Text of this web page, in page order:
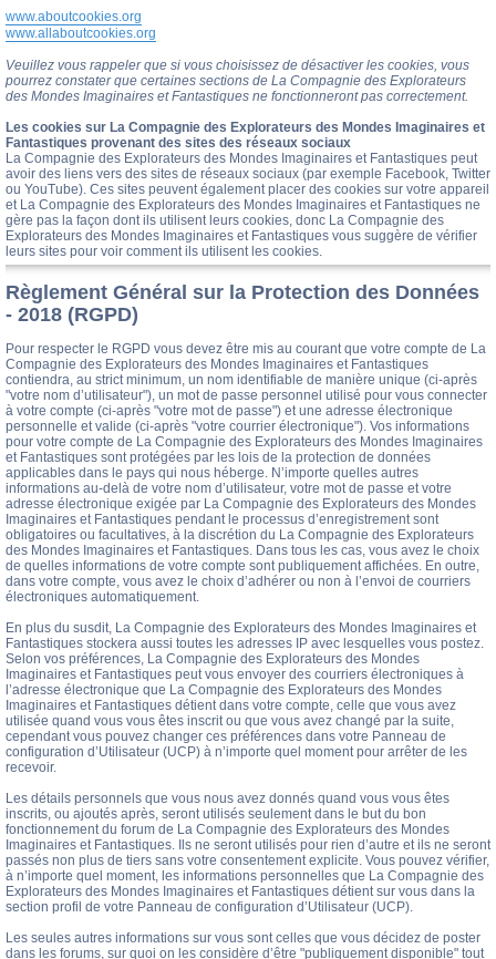
www.aboutcookies.org
www.allaboutcookies.org
Veuillez vous rappeler que si vous choisissez de désactiver les cookies, vous
pourrez constater que certaines sections de La Compagnie des Explorateurs
des Mondes Imaginaires et Fantastiques ne fonctionneront pas correctement.
Les cookies sur La Compagnie des Explorateurs des Mondes Imaginaires et
Fantastiques provenant des sites des réseaux sociaux
La Compagnie des Explorateurs des Mondes Imaginaires et Fantastiques peut
avoir des liens vers des sites de réseaux sociaux (par exemple Facebook, Twitter
ou YouTube). Ces sites peuvent également placer des cookies sur votre appareil
et La Compagnie des Explorateurs des Mondes Imaginaires et Fantastiques ne
gère pas la façon dont ils utilisent leurs cookies, donc La Compagnie des
Explorateurs des Mondes Imaginaires et Fantastiques vous suggère de vérifier
leurs sites pour voir comment ils utilisent les cookies.
Règlement Général sur la Protection des Données
- 2018 (RGPD)
Pour respecter le RGPD vous devez être mis au courant que votre compte de La
Compagnie des Explorateurs des Mondes Imaginaires et Fantastiques
contiendra, au strict minimum, un nom identifiable de manière unique (ci-après
"votre nom d’utilisateur"), un mot de passe personnel utilisé pour vous connecter
à votre compte (ci-après "votre mot de passe") et une adresse électronique
personnelle et valide (ci-après "votre courrier électronique"). Vos informations
pour votre compte de La Compagnie des Explorateurs des Mondes Imaginaires
et Fantastiques sont protégées par les lois de la protection de données
applicables dans le pays qui nous héberge. N’importe quelles autres
informations au-delà de votre nom d’utilisateur, votre mot de passe et votre
adresse électronique exigée par La Compagnie des Explorateurs des Mondes
Imaginaires et Fantastiques pendant le processus d’enregistrement sont
obligatoires ou facultatives, à la discrétion du La Compagnie des Explorateurs
des Mondes Imaginaires et Fantastiques. Dans tous les cas, vous avez le choix
de quelles informations de votre compte sont publiquement affichées. En outre,
dans votre compte, vous avez le choix d’adhérer ou non à l’envoi de courriers
électroniques automatiquement.
En plus du susdit, La Compagnie des Explorateurs des Mondes Imaginaires et
Fantastiques stockera aussi toutes les adresses IP avec lesquelles vous postez.
Selon vos préférences, La Compagnie des Explorateurs des Mondes
Imaginaires et Fantastiques peut vous envoyer des courriers électroniques à
l’adresse électronique que La Compagnie des Explorateurs des Mondes
Imaginaires et Fantastiques détient dans votre compte, celle que vous avez
utilisée quand vous vous êtes inscrit ou que vous avez changé par la suite,
cependant vous pouvez changer ces préférences dans votre Panneau de
configuration d’Utilisateur (UCP) à n’importe quel moment pour arrêter de les
recevoir.
Les détails personnels que vous nous avez donnés quand vous vous êtes
inscrits, ou ajoutés après, seront utilisés seulement dans le but du bon
fonctionnement du forum de La Compagnie des Explorateurs des Mondes
Imaginaires et Fantastiques. Ils ne seront utilisés pour rien d’autre et ils ne seront
passés non plus de tiers sans votre consentement explicite. Vous pouvez vérifier,
à n’importe quel moment, les informations personnelles que La Compagnie des
Explorateurs des Mondes Imaginaires et Fantastiques détient sur vous dans la
section profil de votre Panneau de configuration d’Utilisateur (UCP).
Les seules autres informations sur vous sont celles que vous décidez de poster
dans les forums, sur quoi on les considère d’être "publiquement disponible" tout